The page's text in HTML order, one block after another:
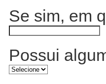
Se sim, em
Possui